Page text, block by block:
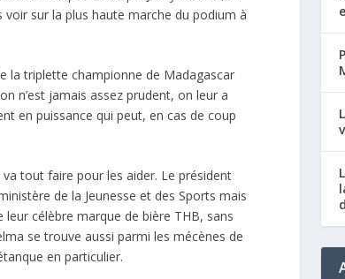
voir sur la plus haute marche du podium à
la triplette championne de Madagascar
n’est jamais assez prudent, on leur a
en puissance qui peut, en cas de coup
tout faire pour les aider. Le président
de la Jeunesse et des Sports mais
leur célèbre marque de bière THB, sans
se trouve aussi parmi les mécènes de
en particulier.